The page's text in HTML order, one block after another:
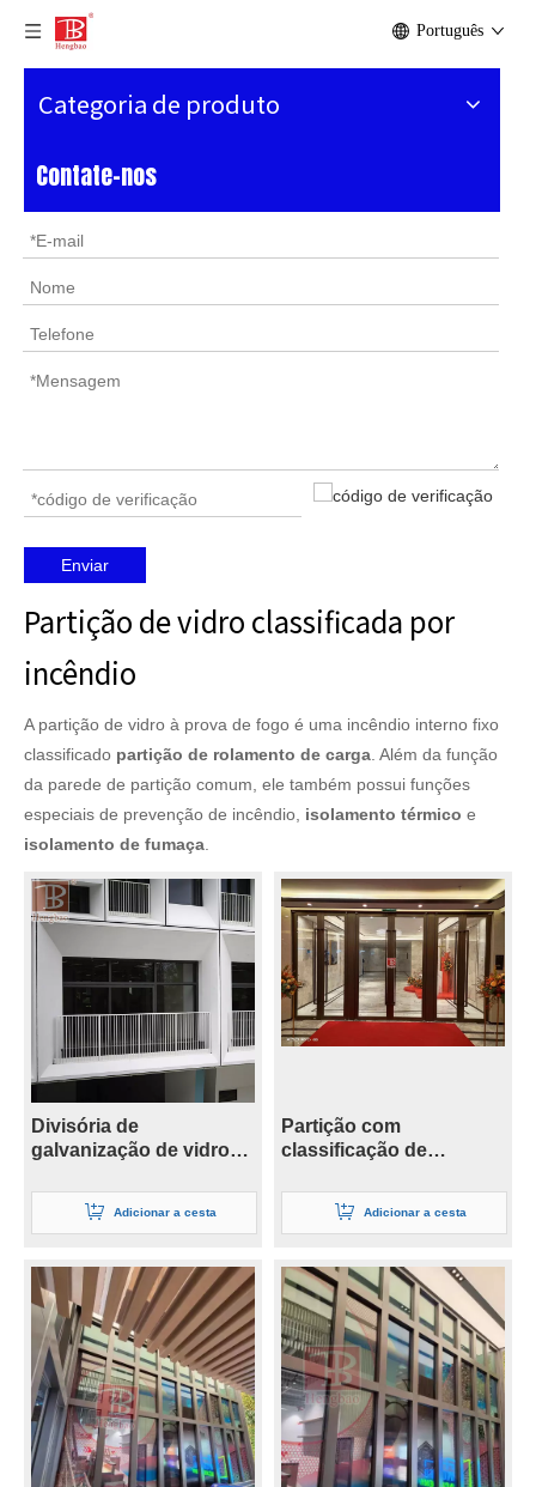
Português
Categoria de produto
Contate-nos
Enviar
Partição de vidro classificada por
incêndio
A partição de vidro à prova de fogo é uma incêndio interno fixo
classificado partição de rolamento de carga . Além da função
da parede de partição comum, ele também possui funções
especiais de prevenção de incêndio, isolamento térmico e
isolamento de fumaça
Divisória de
galvanização de vidro
fogo de 26 mm
Adicionar a cesta
Partição com
classificação de
Adicionar a cesta